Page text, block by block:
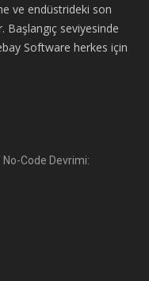
ve endüstrideki son
Başlangıç seviyesinde
Software herkes için
Code Devrimi: